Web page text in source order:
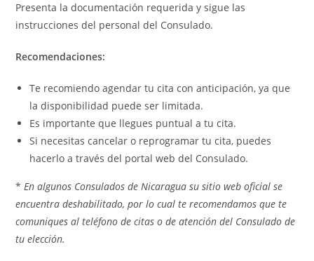
Presenta la documentación requerida y sigue las
instrucciones del personal del Consulado.
Recomendaciones:
Te recomiendo agendar tu cita con anticipación, ya que
la disponibilidad puede ser limitada.
Es importante que llegues puntual a tu cita.
Si necesitas cancelar o reprogramar tu cita, puedes
hacerlo a través del portal web del Consulado.
*En algunos Consulados de Nicaragua su sitio web oficial se
encuentra deshabilitado, por lo cual te recomendamos que te
comuniques al teléfono de citas o de atención del Consulado de
tu elección.